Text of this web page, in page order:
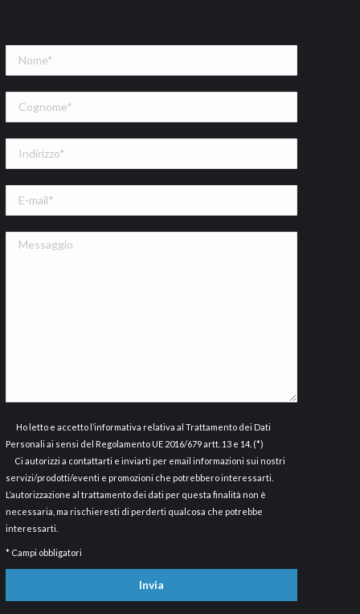
Ho letto e accetto l’informativa relativa al Trattamento dei Dati
Personali ai sensi del Regolamento UE 2016/679 artt. 13 e 14. (*)
Ci autorizzi a contattarti e inviarti per email informazioni sui nostri
servizi/prodotti/eventi e promozioni che potrebbero interessarti.
L’autorizzazione al trattamento dei dati per questa finalità non è
necessaria, ma rischieresti di perderti qualcosa che potrebbe
interessarti.
* Campi obbligatori